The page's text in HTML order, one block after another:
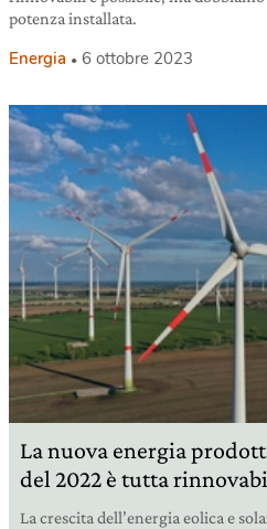
potenza installata.
Energia 6 ottobre 2023
La nuova energia
del 2022 è tutta
La crescita dell’energia eolica e